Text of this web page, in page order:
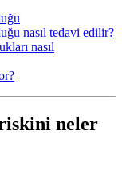
nasıl tedavi edilir?
nasıl
neler